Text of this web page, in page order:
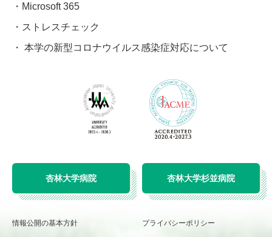
Microsoft 365
ストレスチェック
本学の新型コロナウイルス感染症対応について
杏林大学病院 杏林大学杉並病院
情報公開の基本方針 プライバシーポリシー